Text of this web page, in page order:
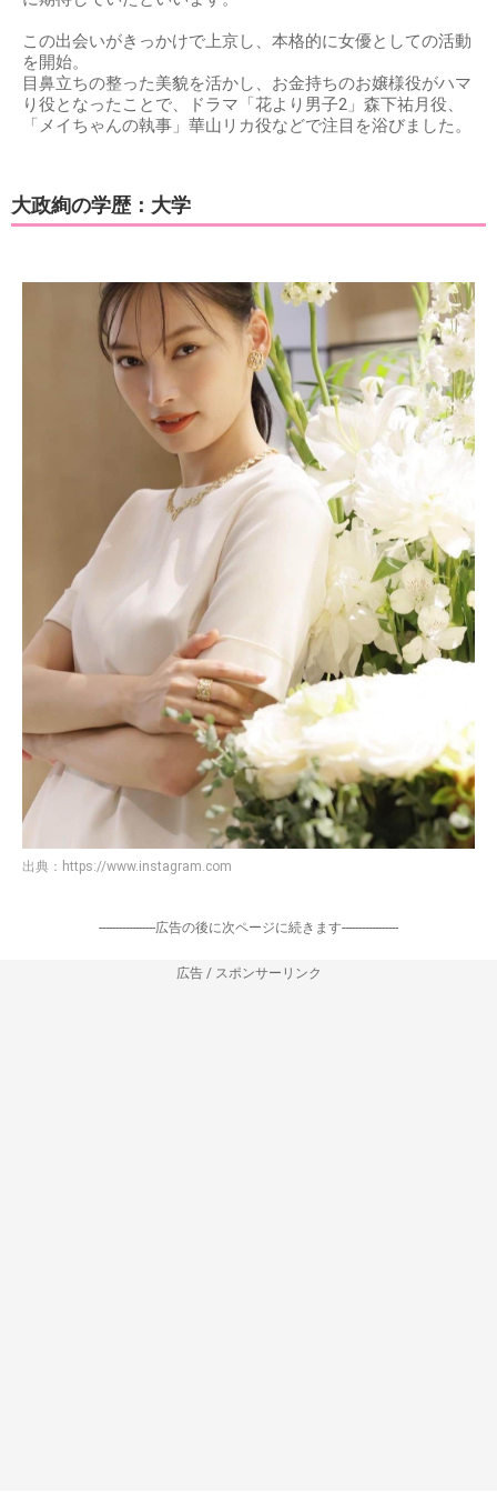
この出会いがきっかけで上京し、本格的に女優としての活動
を開始。
目鼻立ちの整った美貌を活かし、お金持ちのお嬢様役がハマ
り役となったことで、ドラマ「花より男子2」森下祐月役、
「メイちゃんの執事」華山リカ役などで注目を浴びました。
大政絢の学歴：大学
出典： https://www.instagram.com
-----------------広告の後に次ページに続きます-----------------
広告 / スポンサーリンク